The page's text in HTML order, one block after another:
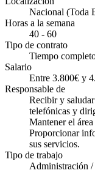
Nacional (Toda
Horas a la semana
40 - 60
Tipo de contrato
Tiempo
Salario
Entre 3.800€ y
Responsable de
Recibir y
telefónicas y
Mantener el
Proporcionar
sus servicios.
Tipo de trabajo
Administración /